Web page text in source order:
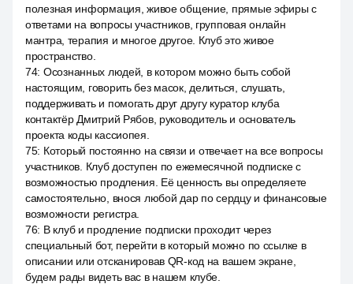
полезная информация, живое общение, прямые эфиры с
ответами на вопросы участников, групповая онлайн
мантра, терапия и многое другое. Клуб это живое
пространство.
74: Осознанных людей, в котором можно быть собой
настоящим, говорить без масок, делиться, слушать,
поддерживать и помогать друг другу куратор клуба
контактёр Дмитрий Рябов, руководитель и основатель
проекта коды кассиопея.
75: Который постоянно на связи и отвечает на все вопросы
участников. Клуб доступен по ежемесячной подписке с
возможностью продления. Её ценность вы определяете
самостоятельно, внося любой дар по сердцу и финансовые
возможности регистра.
76: В клуб и продление подписки проходит через
специальный бот, перейти в который можно по ссылке в
описании или отсканировав QR-код на вашем экране,
будем рады видеть вас в нашем клубе.